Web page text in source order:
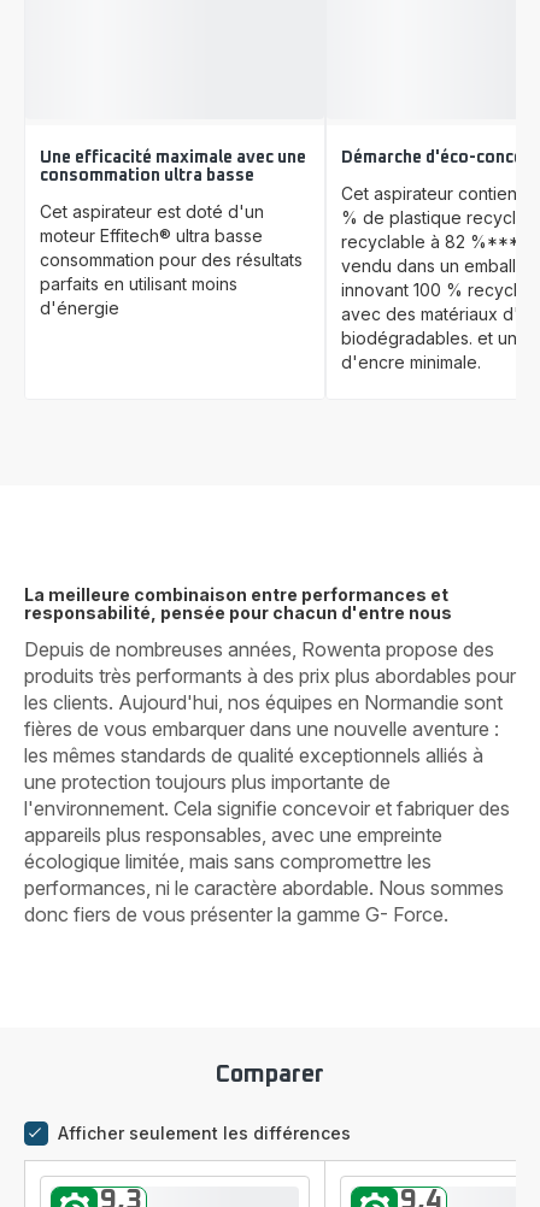
Une efficacité maximale avec une
consommation ultra basse
Cet aspirateur est doté d'un
moteur Effitech® ultra basse
consommation pour des résultats
parfaits en utilisant moins
d'énergie
Démarche d'éco-
Cet aspirateur contient
% de plastique
recyclable à 82 %***. Il
vendu dans un
innovant 100 %
avec des matériaux
biodégradables. et une
d'encre minimale.
La meilleure combinaison entre performances et
responsabilité, pensée pour chacun d'entre nous
Depuis de nombreuses années, Rowenta propose des
produits très performants à des prix plus abordables pour
les clients. Aujourd'hui, nos équipes en Normandie sont
fières de vous embarquer dans une nouvelle aventure :
les mêmes standards de qualité exceptionnels alliés à
une protection toujours plus importante de
l'environnement. Cela signifie concevoir et fabriquer des
appareils plus responsables, avec une empreinte
écologique limitée, mais sans compromettre les
performances, ni le caractère abordable. Nous sommes
donc fiers de vous présenter la gamme G- Force.
Comparer
Afficher seulement les différences
9,3 9,4